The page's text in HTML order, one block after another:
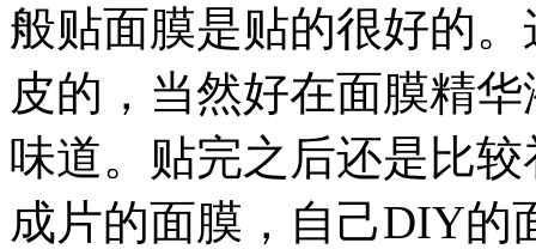
般贴面膜是贴的很好的
皮的，当然好在面膜精
味道。贴完之后还是比
成片的面膜，自己DIY的